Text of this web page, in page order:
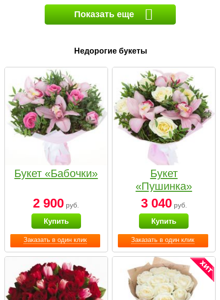
Показать еще
Недорогие букеты
Заказать в один клик
Букет «Бабочки»
2 900 руб.
Купить
Заказать в один клик
Букет
«Пушинка»
3 040руб.
Купить